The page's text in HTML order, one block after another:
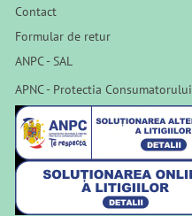
Contact
Formular de retur
ANPC - SAL
APNC - Protectia Consumatorului